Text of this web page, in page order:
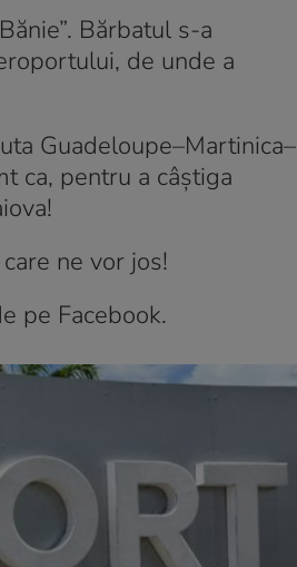
Bărbatul s-a
de unde a
Guadeloupe–Martinica–
ca, pentru a câștiga
ne vor jos!
pe Facebook.